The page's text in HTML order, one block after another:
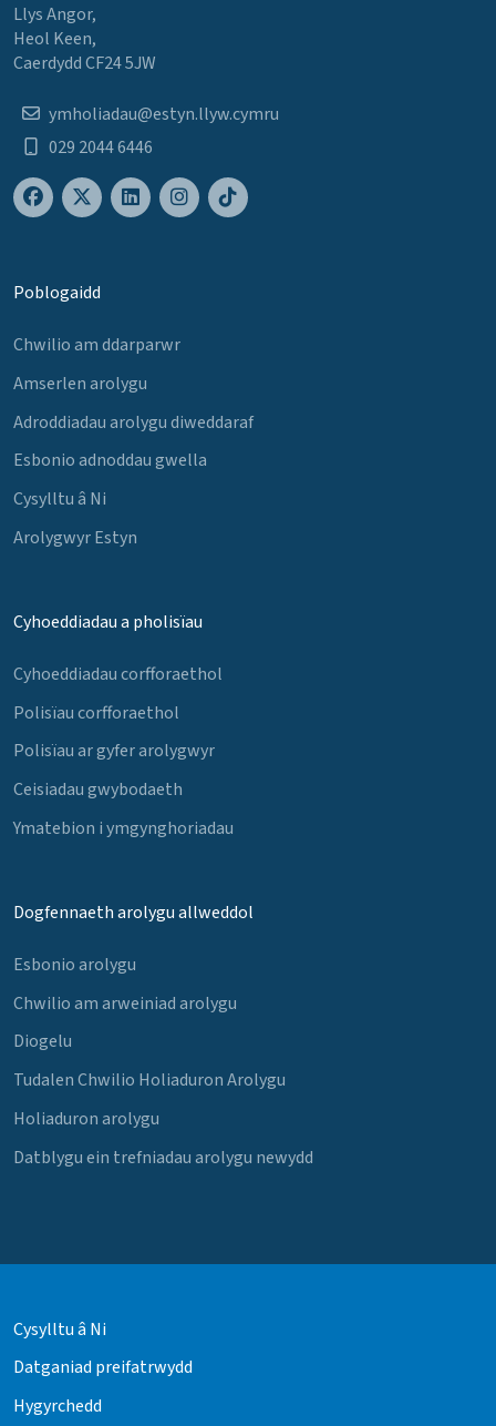
Llys Angor,
Heol Keen,
Caerdydd CF24 5JW
ymholiadau@estyn.llyw.cymru
029 2044 6446
Poblogaidd
Chwilio am ddarparwr
Amserlen arolygu
Adroddiadau arolygu diweddaraf
Esbonio adnoddau gwella
Cysylltu â Ni
Arolygwyr Estyn
Cyhoeddiadau a pholisïau
Cyhoeddiadau corfforaethol
Polisïau corfforaethol
Polisïau ar gyfer arolygwyr
Ceisiadau gwybodaeth
Ymatebion i ymgynghoriadau
Dogfennaeth arolygu allweddol
Esbonio arolygu
Chwilio am arweiniad arolygu
Diogelu
Tudalen Chwilio Holiaduron Arolygu
Holiaduron arolygu
Datblygu ein trefniadau arolygu newydd
Cysylltu â Ni
Datganiad preifatrwydd
Hygyrchedd